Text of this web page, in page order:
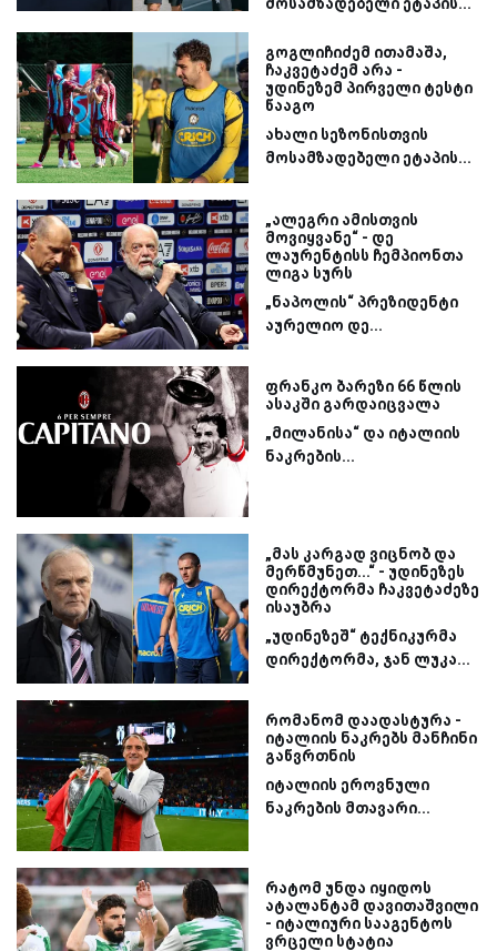
გოგლიჩიძემ ითამაშა,
ჩაკვეტაძემ არა -
უდინეზემ პირველი ტესტი
წააგო
ახალი სეზონისთვის
მოსამზადებელი ეტაპის...
„ალეგრი ამისთვის
მოვიყვანე“ - დე
ლაურენტისს ჩემპიონთა
ლიგა სურს
„ნაპოლის“ პრეზიდენტი
აურელიო დე...
ფრანკო ბარეზი 66 წლის
ასაკში გარდაიცვალა
„მილანისა“ და იტალიის
ნაკრების...
„მას კარგად ვიცნობ და
მერწმუნეთ...“ - უდინეზეს
დირექტორმა ჩაკვეტაძეზე
ისაუბრა
„უდინეზეშ“ ტექნიკურმა
დირექტორმა, ჯან ლუკა...
რომანომ დაადასტურა -
იტალიის ნაკრებს მანჩინი
გაწვრთნის
იტალიის ეროვნული
ნაკრების მთავარი...
რატომ უნდა იყიდოს
ატალანტამ დავითაშვილი
- იტალიური სააგენტოს
ვრცელი სტატია